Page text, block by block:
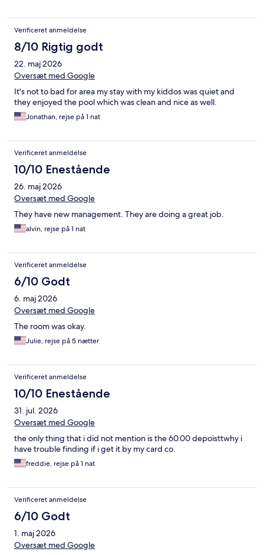
Verificeret anmeldelse
8/10 Rigtig godt
22. maj 2026
Oversæt med Google
It's not to bad for area my stay with my kiddos was quiet and
they enjoyed the pool which was clean and nice as well.
Jonathan, rejse på 1 nat
Verificeret anmeldelse
10/10 Enestående
26. maj 2026
Oversæt med Google
They have new management. They are doing a great job.
alvin, rejse på 1 nat
Verificeret anmeldelse
6/10 Godt
6. maj 2026
Oversæt med Google
The room was okay.
Julie, rejse på 5 nætter
Verificeret anmeldelse
10/10 Enestående
31. jul. 2026
Oversæt med Google
the only thing that i did not mention is the 60.00 depoisttwhy i
have trouble finding if i get it by my card co.
freddie, rejse på 1 nat
Verificeret anmeldelse
6/10 Godt
1. maj 2026
Oversæt med Google